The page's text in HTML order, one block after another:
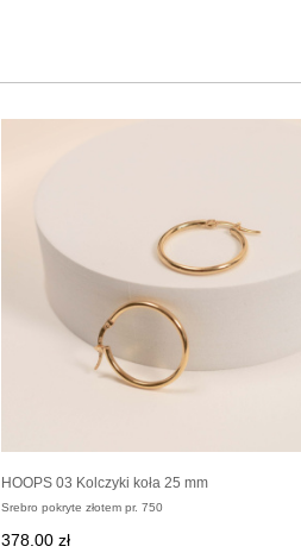
HOOPS 03 Kolczyki koła 25 mm
Srebro pokryte złotem pr. 750
378.00 zł